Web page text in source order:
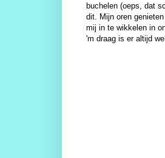
buchelen (oeps, dat
dit. Mijn oren
mij in te wikkelen in
'm draag is er altijd